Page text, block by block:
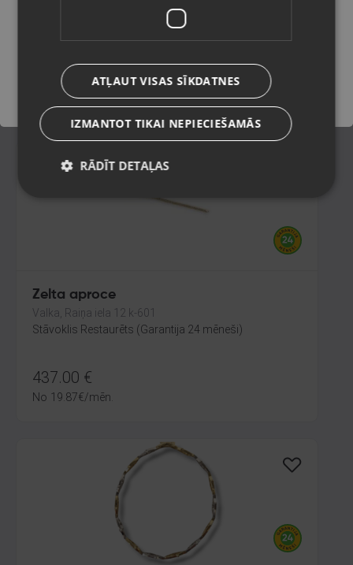
Stāvoklis Restaurēts (Garantija 24 mēneši)
369.00 €
16.78€/mēn.
Zelta aproce
Valka, Raiņa iela 12 k-601
Stāvoklis Restaurēts (Garantija 24 mēneši)
437.00 €
No 19.87€/mēn.
Saglabāt
ATĻAUT VISAS SĪKDATNES
IZMANTOT TIKAI NEPIECIEŠAMĀS
RĀDĪT DETAĻAS